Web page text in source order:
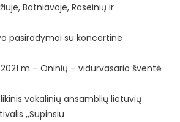
Batniavoje, Raseinių ir
pasirodymai su koncertine
2021 m – Oninių – vidurvasario šventė
vokalinių ansamblių lietuvių
,,Supinsiu